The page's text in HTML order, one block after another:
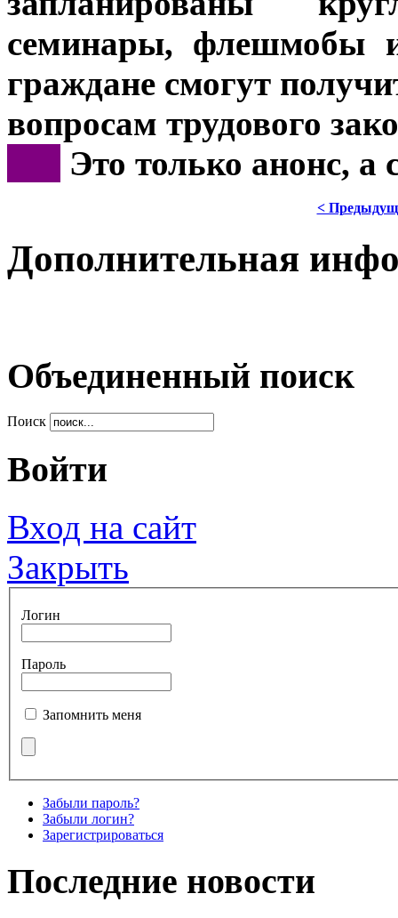
семинары, флешмобы
граждане смогут
вопросам трудового
Это только анонс,
<
Дополнительная
Объединенный поиск
Поиск
Войти
Вход на сайт
Закрыть
Логин
Пароль
Запомнить меня
Забыли пароль?
Забыли логин?
Зарегистрироваться
Последние новости